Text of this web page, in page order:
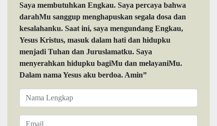
Saya membutuhkan Engkau. Saya percaya bahwa
darahMu sanggup menghapuskan segala dosa dan
kesalahanku. Saat ini, saya mengundang Engkau,
Yesus Kristus, masuk dalam hati dan hidupku
menjadi Tuhan dan Juruslamatku. Saya
menyerahkan hidupku bagiMu dan melayaniMu.
Dalam nama Yesus aku berdoa. Amin”